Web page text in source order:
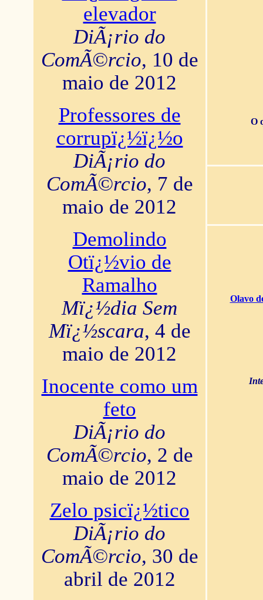
elevador
DiÃ¡rio do
ComÃ©rcio, 10 de
maio de 2012
Professores de
corrupï¿½ï¿½o
DiÃ¡rio do
ComÃ©rcio, 7 de
maio de 2012
Demolindo
Otï¿½vio de
Ramalho
Mï¿½dia Sem
Mï¿½scara, 4 de
maio de 2012
Inocente como um
feto
DiÃ¡rio do
ComÃ©rcio, 2 de
maio de 2012
Zelo psicï¿½tico
DiÃ¡rio do
ComÃ©rcio, 30 de
abril de 2012
O
Olavo